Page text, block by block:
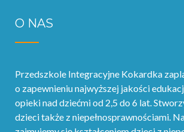
O NAS
Przedszkole Integracyjne Kokardka
o zapewnieniu najwyższej jakości
opieki nad dziećmi od 2,5 do 6 lat.
dzieci także z niepełnosprawnościami.